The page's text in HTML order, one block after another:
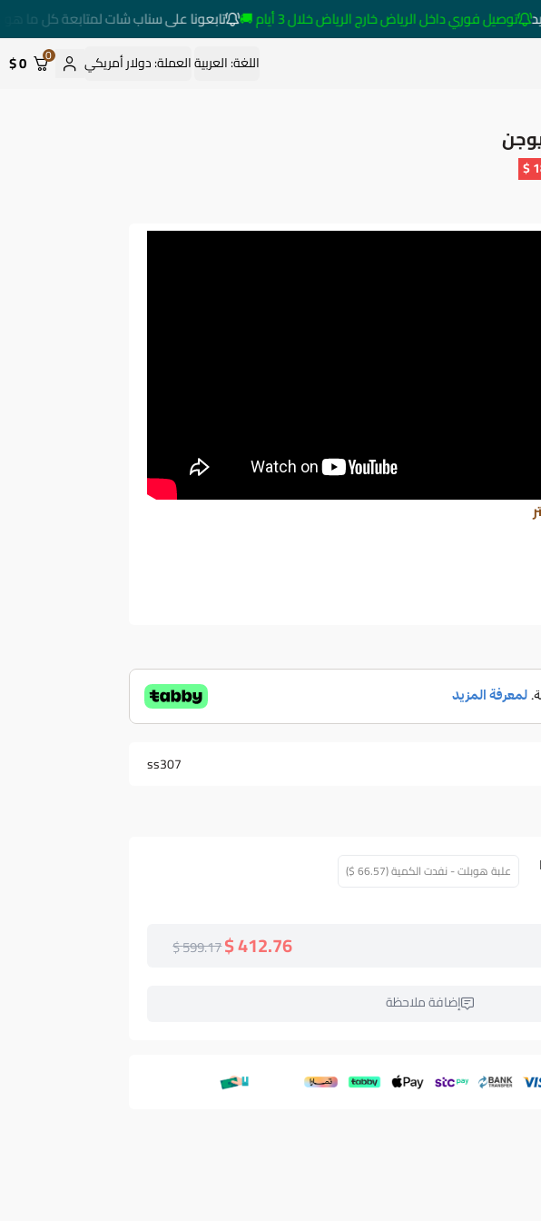
توصيل فوري داخل الرياض خارج الرياض خلال 3 أيام 🚚 تابعونا على سناب شات لمتابعة كل ما هو
اللغة:العربيةالعملة:دولار أمريكي 0
0 $
ss307
علبة هوبلت - نفدت الكمية (66.57 $)
412.76 $
599.17 $
إضافة ملاحظة